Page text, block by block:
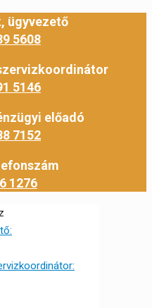
ügyvezető
5608
5146
előadó
7152
1276